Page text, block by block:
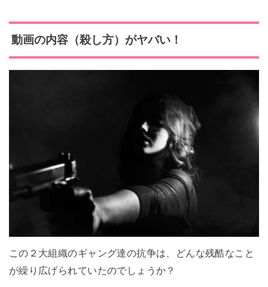
動画の内容（殺し方）がヤバい！
この２大組織のギャング達の抗争は、どんな残酷なこと
が繰り広げられていたのでしょうか？